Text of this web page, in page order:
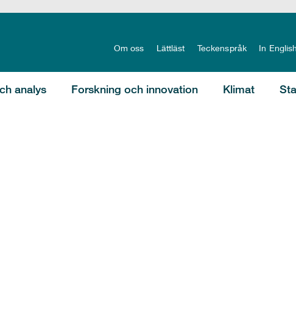
Om oss Lättläst Teckenspråk In English
analys Forskning och innovation Klimat